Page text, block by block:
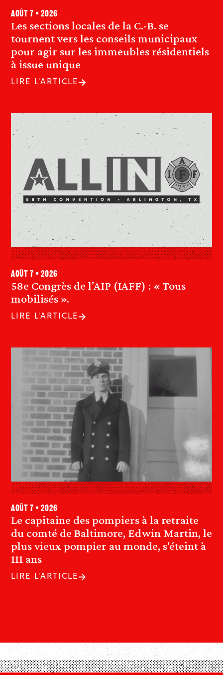
Les sections locales de la C.-B. se
tournent vers les conseils municipaux
pour agir sur les immeubles résidentiels
à issue unique
août 7 • 2026
LIRE L'ARTICLE
58e Congrès de l’AIP (IAFF) : « Tous
mobilisés ».
août 7 • 2026
LIRE L'ARTICLE
Le capitaine des pompiers à la retraite
du comté de Baltimore, Edwin Martin, le
plus vieux pompier au monde, s’éteint à
111 ans
août 7 • 2026
LIRE L'ARTICLE